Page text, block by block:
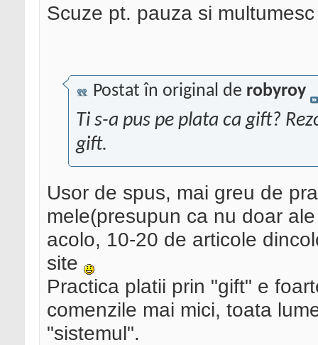
Scuze pt. pauza si
Postat în original de robyroy
Ti s-a pus pe plata ca gift?
gift.
Usor de spus, mai greu de
mele(presupun ca nu doar
acolo, 10-20 de articole
site
Practica platii prin "gift" e
comenzile mai mici, toata
"sistemul".